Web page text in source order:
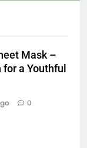
Mask –
a Youthful
0